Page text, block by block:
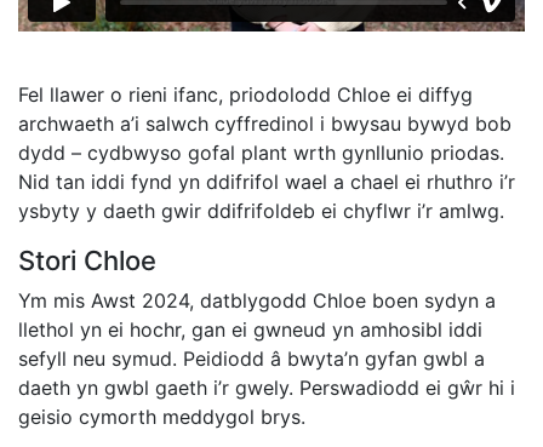
Fel llawer o rieni ifanc, priodolodd Chloe ei diffyg
archwaeth a’i salwch cyffredinol i bwysau bywyd bob
dydd – cydbwyso gofal plant wrth gynllunio priodas.
Nid tan iddi fynd yn ddifrifol wael a chael ei rhuthro i’r
ysbyty y daeth gwir ddifrifoldeb ei chyflwr i’r amlwg.
Stori Chloe
Ym mis Awst 2024, datblygodd Chloe boen sydyn a
llethol yn ei hochr, gan ei gwneud yn amhosibl iddi
sefyll neu symud. Peidiodd â bwyta’n gyfan gwbl a
daeth yn gwbl gaeth i’r gwely. Perswadiodd ei gŵr hi i
geisio cymorth meddygol brys.